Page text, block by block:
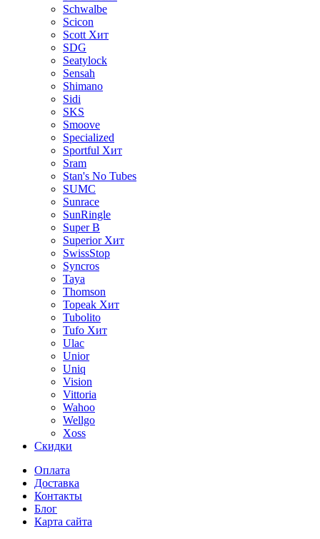
Schwalbe
Scicon
Scott Хит
SDG
Seatylock
Sensah
Shimano
Sidi
SKS
Smoove
Specialized
Sportful Хит
Sram
Stan's No Tubes
SUMC
Sunrace
SunRingle
Super B
Superior Хит
SwissStop
Syncros
Taya
Thomson
Topeak Хит
Tubolito
Tufo Хит
Ulac
Unior
Uniq
Vision
Vittoria
Wahoo
Wellgo
Xoss
Скидки
Оплата
Доставка
Контакты
Блог
Карта сайта